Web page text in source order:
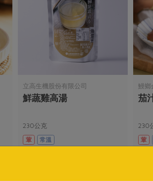
立高生機股份有限公司
鮮蔬雞高湯
230公克
葷
常溫
鰻鄉
茄
230
葷